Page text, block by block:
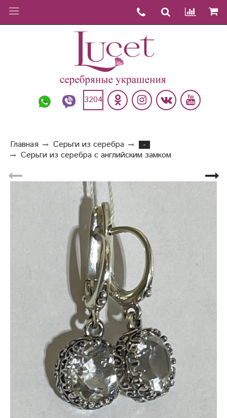
3204
Главная Серьги из серебра
-
Серьги из серебра с английским замком